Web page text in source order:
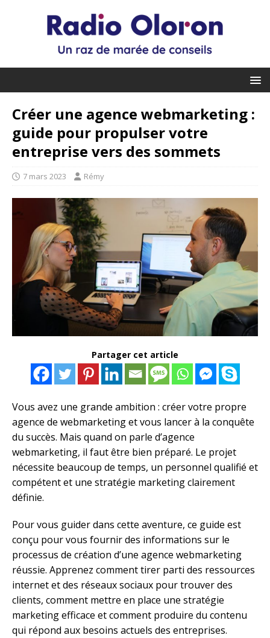
Créer une agence webmarketing :
guide pour propulser votre
entreprise vers des sommets
7 mars 2023 Rémy
Partager cet article
Vous avez une grande ambition : créer votre propre
agence de webmarketing et vous lancer à la conquête
du succès. Mais quand on parle d’agence
webmarketing, il faut être bien préparé. Le projet
nécessite beaucoup de temps, un personnel qualifié et
compétent et une stratégie marketing clairement
définie.
Pour vous guider dans cette aventure, ce guide est
conçu pour vous fournir des informations sur le
processus de création d’une agence webmarketing
réussie. Apprenez comment tirer parti des ressources
internet et des réseaux sociaux pour trouver des
clients, comment mettre en place une stratégie
marketing efficace et comment produire du contenu
qui répond aux besoins actuels des entreprises.